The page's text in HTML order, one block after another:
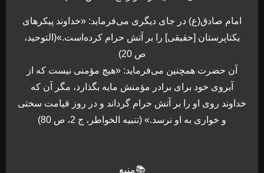
امام صادق(ع) در جای ديگری می‌فرمايد: «خداوند پيكرهای
يكتاپرستان [حقيقی] را بر آتش حرام كرده‌است.»(التوحيد،
ص 20)
آن حضرت همچنين می‌فرمايد: «هيچ مؤمنی نيست كه از
آبروی خود برای برادر مؤمنش مايه بگذارد، مگر آن كه
خداوند روی او را بر آتش حرام گرداند و در روز قيامت سختی
و خواری به او نرسد.» (تنبيه الخواطر، ج 2، ص 80)
📚منبع